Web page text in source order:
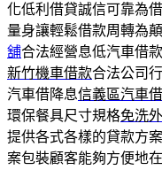
化低利借貸誠信可靠為
量身讓輕鬆借款周轉為
舖合法經營息低汽車借
新竹機車借款合法公司
汽車借降息信義區汽車
環保餐具尺寸規格免洗
提供各式各樣的貸款方
案包裝顧客能夠方便地